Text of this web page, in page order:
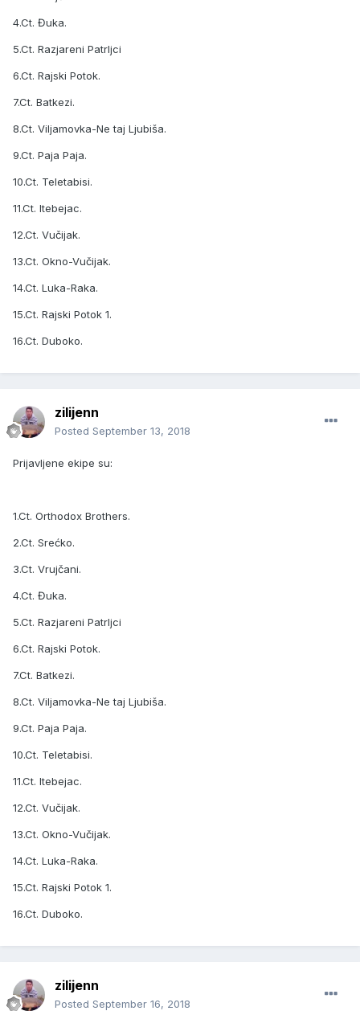
4.Ct. Đuka.
5.Ct. Razjareni Patrljci
6.Ct. Rajski Potok.
7.Ct. Batkezi.
8.Ct. Viljamovka-Ne taj Ljubiša.
9.Ct. Paja Paja.
10.Ct. Teletabisi.
11.Ct. Itebejac.
12.Ct. Vučijak.
13.Ct. Okno-Vučijak.
14.Ct. Luka-Raka.
15.Ct. Rajski Potok 1.
16.Ct. Duboko.
zilijenn
Posted September 13, 2018
Prijavljene ekipe su:
1.Ct. Orthodox Brothers.
2.Ct. Srećko.
3.Ct. Vrujčani.
4.Ct. Đuka.
5.Ct. Razjareni Patrljci
6.Ct. Rajski Potok.
7.Ct. Batkezi.
8.Ct. Viljamovka-Ne taj Ljubiša.
9.Ct. Paja Paja.
10.Ct. Teletabisi.
11.Ct. Itebejac.
12.Ct. Vučijak.
13.Ct. Okno-Vučijak.
14.Ct. Luka-Raka.
15.Ct. Rajski Potok 1.
16.Ct. Duboko.
zilijenn
Posted September 16, 2018